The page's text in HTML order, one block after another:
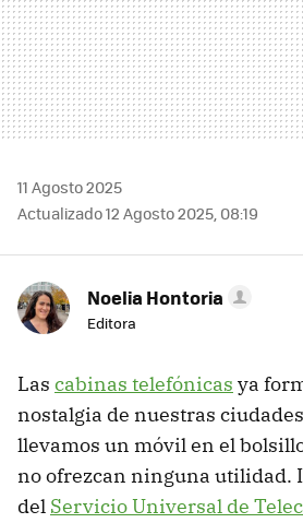
11 Agosto 2025
Actualizado 12 Agosto 2025, 08:19
Noelia Hontoria
Editora
Las cabinas telefónicas ya
nostalgia de nuestras
llevamos un móvil en el
no ofrezcan ninguna utilidad.
del Servicio Universal de